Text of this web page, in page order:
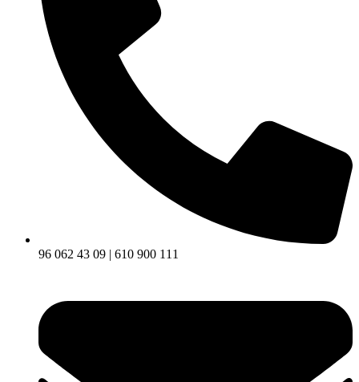
96 062 43 09 | 610 900 111